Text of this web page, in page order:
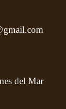
del Mar